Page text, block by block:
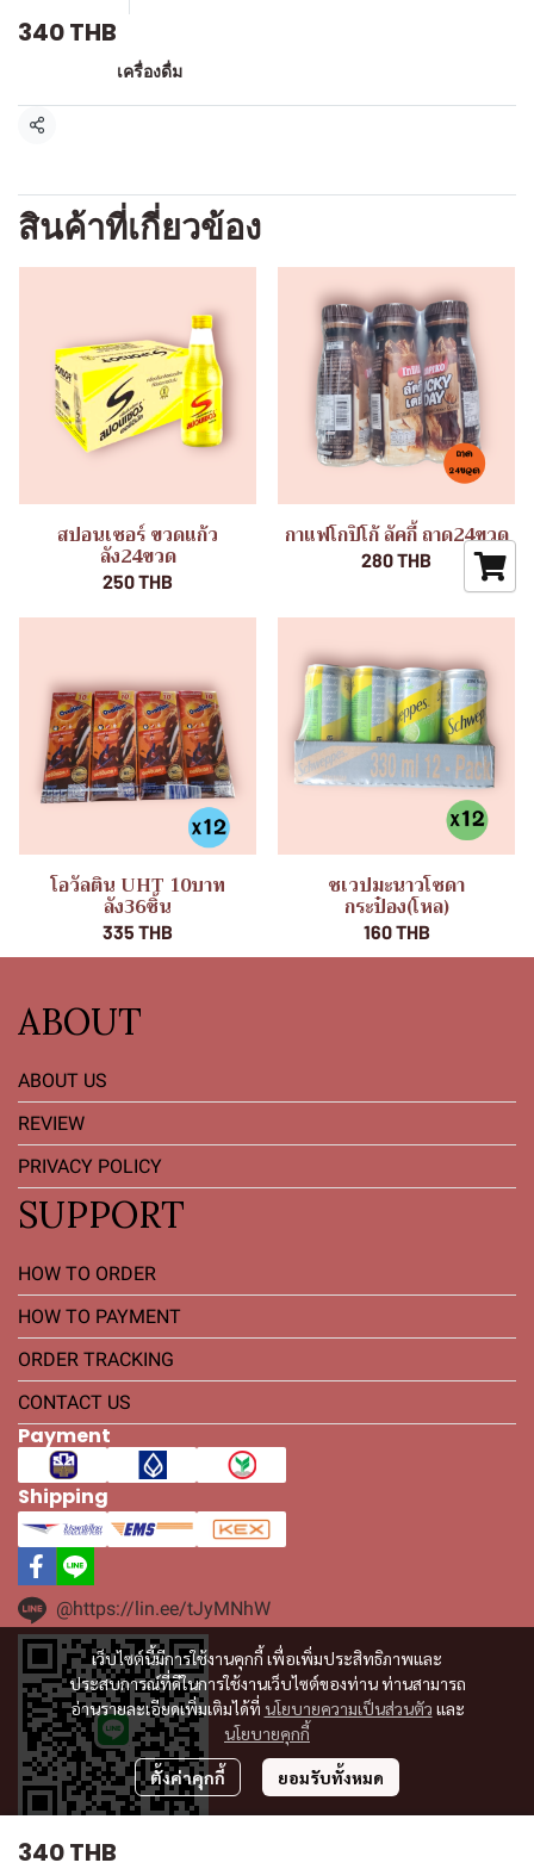
340 THB
เครื่องดื่ม
แชร์
สินค้าที่เกี่ยวข้อง
สปอนเซอร์ ขวดแก้ว
ลัง24ขวด
250 THB
กาแฟโกปิโก้ ลัคกี้ ถาด24ขวด
280 THB
โอวัลติน UHT 10บาท
ลัง36ชิ้น
335 THB
ชเวปมะนาวโซดา
กระป๋อง(โหล)
160 THB
340 THB
เว็บไซต์นี้มีการใช้งานคุกกี้ เพื่อเพิ่มประสิทธิภาพและ
ประสบการณ์ที่ดีในการใช้งานเว็บไซต์ของท่าน ท่านสามารถ
อ่านรายละเอียดเพิ่มเติมได้ที่ นโยบายความเป็นส่วนตัว และ
นโยบายคุกกี้
ตั้งค่าคุกกี้ ยอมรับทั้งหมด
ABOUT
ABOUT US
REVIEW
PRIVACY POLICY
SUPPORT
HOW TO ORDER
HOW TO PAYMENT
ORDER TRACKING
CONTACT US
Payment
Shipping
@https://lin.ee/tJyMNhW